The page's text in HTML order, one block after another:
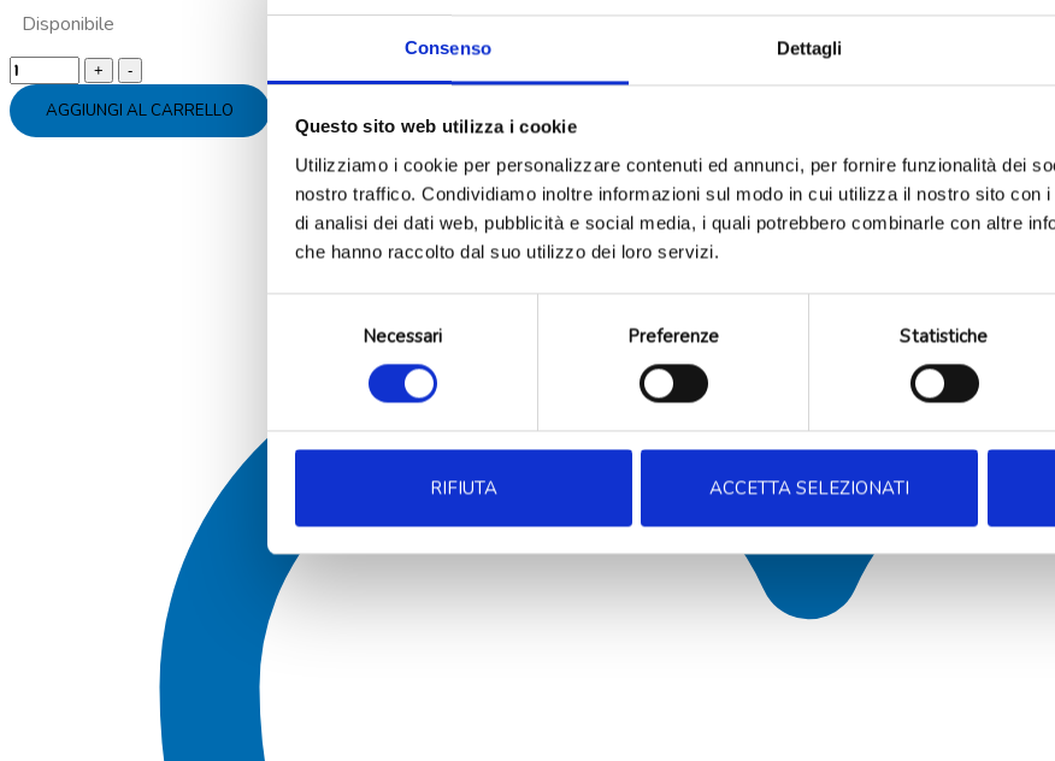
Consenso Dettagli
Questo sito web utilizza i cookie
Utilizziamo i cookie per personalizzare contenuti ed annunci, per fornire funzionalità dei
nostro traffico. Condividiamo inoltre informazioni sul modo in cui utilizza il nostro sito con
di analisi dei dati web, pubblicità e social media, i quali potrebbero combinarle con altre
che hanno raccolto dal suo utilizzo dei loro servizi.
Necessari Preferenze Statistiche
RIFIUTA ACCETTA SELEZIONATI
Disponibile
Palloncini
lattice
battesimo
AGGIUNGI AL CARRELLO